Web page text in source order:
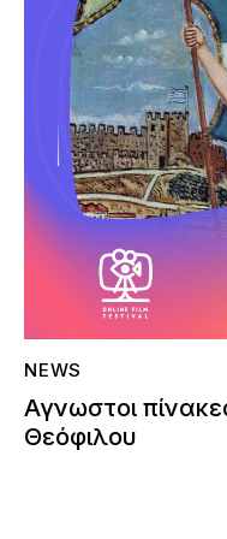
NEWS
Αγνωστοι
Θεόφιλου